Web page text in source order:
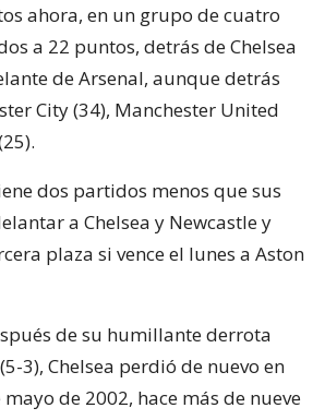
ahora, en un grupo de cuatro
a 22 puntos, detrás de Chelsea
de Arsenal, aunque detrás
City (34), Manchester United
dos partidos menos que sus
a Chelsea y Newcastle y
plaza si vence el lunes a Aston
de su humillante derrota
3), Chelsea perdió de nuevo en
de 2002, hace más de nueve